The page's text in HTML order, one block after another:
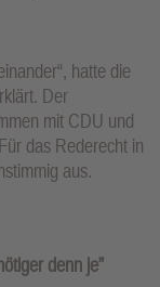
hatte die
Der
mit CDU und
das Rederecht in
aus.
denn je”